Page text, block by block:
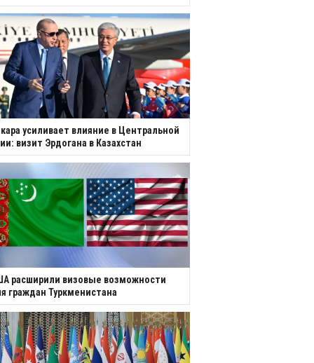
усиливает влияние в Центральной
визит Эрдогана в Казахстан
расширили визовые возможности
граждан Туркменистана